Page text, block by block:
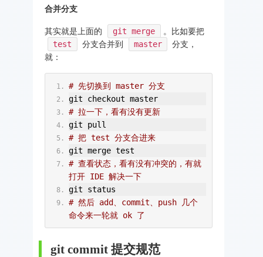
合并分支
其实就是上面的 git merge
。比如要把
test
分支合并到 master
分支，
就：
# 先切换到 master 分支
git checkout master
# 拉一下，看有没有更新
git pull
# 把 test 分支合进来
git merge test
# 查看状态，看有没有冲突的，有就
打开 IDE 解决一下
git status
# 然后 add、commit、push 几个
命令来一轮就 ok 了
git commit 提交规范